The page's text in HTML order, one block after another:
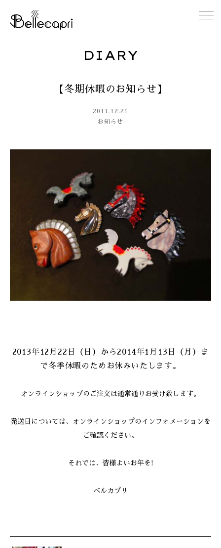
ABOUT
ACCESS
GALLERY
CONTACT
ONLINE SHOP
DIARY
【冬期休暇のお知らせ】
2013.12.21
お知らせ
2013年12月22日（日）から2014年1月13日（月）ま
で冬季休暇のためお休みいたします。
オンラインショップのご注文は通常通りお受け致します。
発送日については、オンラインショップのインフォメーションを
ご確認ください。
それでは、皆様よいお年を!
ベルカプリ